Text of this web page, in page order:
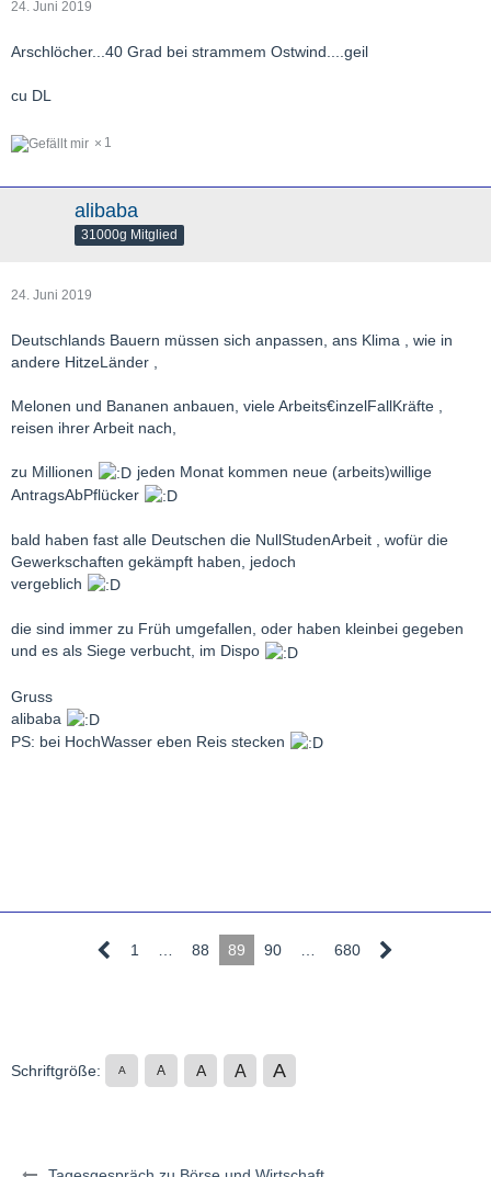
24. Juni 2019
Arschlöcher...40 Grad bei strammem Ostwind....geil
cu DL
1
alibaba
31000g Mitglied
24. Juni 2019
Deutschlands Bauern müssen sich anpassen, ans Klima , wie in
andere HitzeLänder ,
Melonen und Bananen anbauen, viele Arbeits€inzelFallKräfte ,
reisen ihrer Arbeit nach,
zu Millionen
jeden Monat kommen neue (arbeits)willige
AntragsAbPflücker
bald haben fast alle Deutschen die NullStudenArbeit , wofür die
Gewerkschaften gekämpft haben, jedoch
vergeblich
die sind immer zu Früh umgefallen, oder haben kleinbei gegeben
und es als Siege verbucht, im Dispo
Gruss
alibaba
PS: bei HochWasser eben Reis stecken
1 … 88 89 90 … 680
Schriftgröße: A A A A A